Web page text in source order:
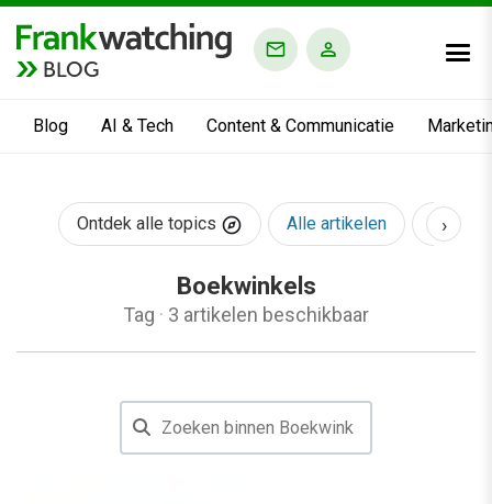
BLOG
Blog AI & Tech Content & Communicatie
Ontdek alle topics Alle artikelen AI &
›
Boekwinkels
Tag · 3 artikelen beschikbaar